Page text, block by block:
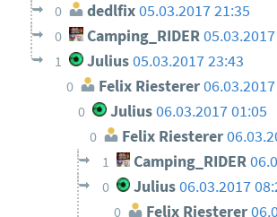
0 dedlfix 05.03.2017 21:35
0 Camping_RIDER
1 Julius 05.03.2017 23:43
0 Felix Riesterer
0 Julius06.03.2017 01:05
0 Felix Riesterer
1 Camping_RIDER
0 Julius06.03.2017
0 Felix Riesterer